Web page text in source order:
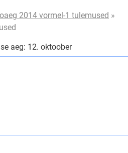
2014 vormel-1 tulemused »
aeg: 12. oktoober